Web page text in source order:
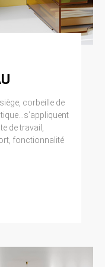
corbeille de
de travail,
fonctionnalité